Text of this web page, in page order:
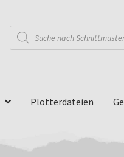
Products
search
Plotterdateien